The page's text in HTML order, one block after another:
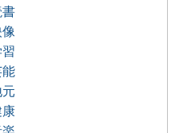
書
像
能
康